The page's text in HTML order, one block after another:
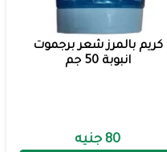
كريم بالمرز شعر برجموت
انبوبة 50 جم
80 جنيه